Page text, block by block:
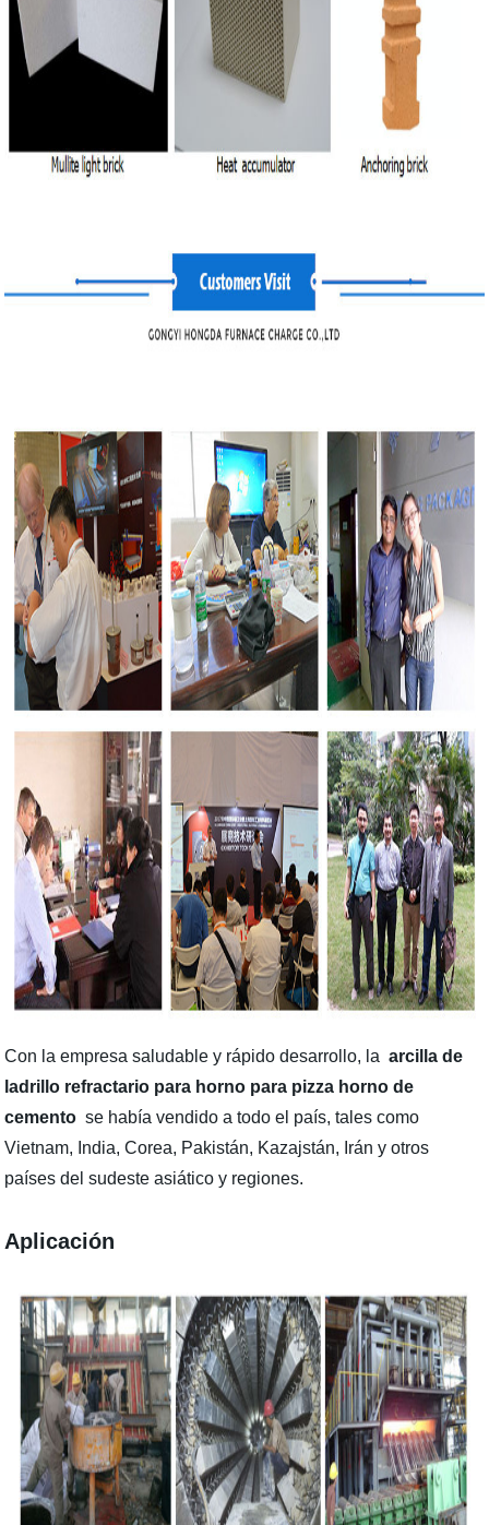
Con la empresa saludable y rápido desarrollo, la arcilla de
ladrillo refractario para horno para pizza horno de
cemento se había vendido a todo el país, tales como
Vietnam, India, Corea, Pakistán, Kazajstán, Irán y otros
países del sudeste asiático y regiones.
Aplicación